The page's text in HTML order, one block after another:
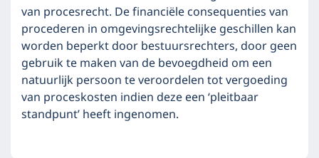
van procesrecht. De financiële consequenties van
procederen in omgevingsrechtelijke geschillen kan
worden beperkt door bestuursrechters, door geen
gebruik te maken van de bevoegdheid om een
natuurlijk persoon te veroordelen tot vergoeding
van proceskosten indien deze een ‘pleitbaar
standpunt’ heeft ingenomen.